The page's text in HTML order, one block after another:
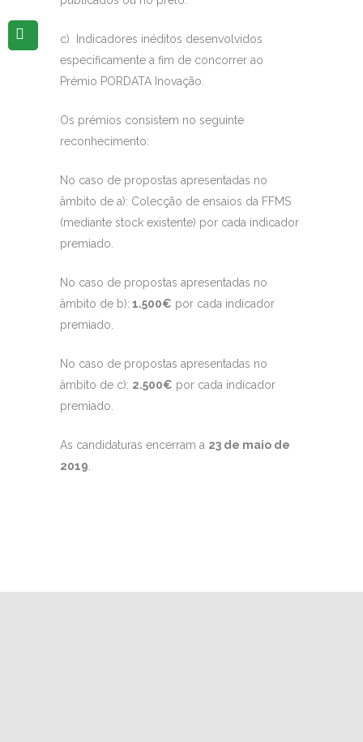
c) Indicadores inéditos desenvolvidos
especificamente a fim de concorrer ao
Prémio PORDATA Inovação.
Os prémios consistem no seguinte
reconhecimento:
No caso de propostas apresentadas no
âmbito de a): Colecção de ensaios da FFMS
(mediante stock existente) por cada indicador
premiado.
No caso de propostas apresentadas no
âmbito de b): 1.500€ por cada indicador
premiado.
No caso de propostas apresentadas no
âmbito de c): 2.500€ por cada indicador
premiado.
As candidaturas encerram a 23 de maio de
2019